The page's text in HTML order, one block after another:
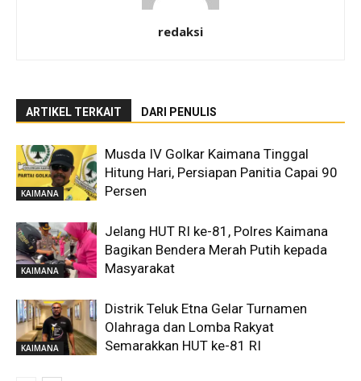
redaksi
ARTIKEL TERKAIT DARI PENULIS
KAIMANA
Musda IV Golkar Kaimana Tinggal
Hitung Hari, Persiapan Panitia Capai 90
Persen
KAIMANA
Jelang HUT RI ke-81, Polres Kaimana
Bagikan Bendera Merah Putih kepada
Masyarakat
KAIMANA
Distrik Teluk Etna Gelar Turnamen
Olahraga dan Lomba Rakyat
Semarakkan HUT ke-81 RI